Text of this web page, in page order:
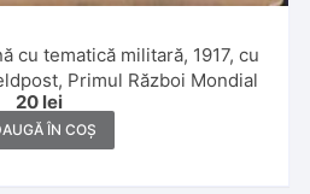
cu tematică militară, 1917, cu
Primul Război Mondial
20 lei
ÎN COȘ